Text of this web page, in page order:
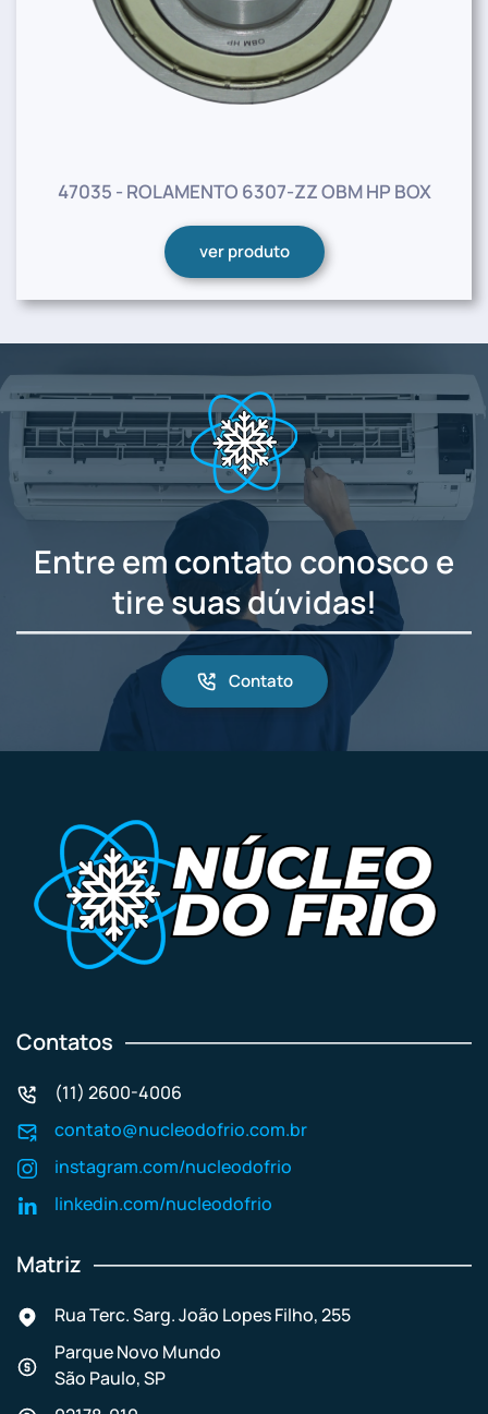
47035 - ROLAMENTO 6307-ZZ OBM HP BOX
ver produto
Entre em contato conosco e
tire suas dúvidas!
Contato
Contatos
(11) 2600-4006
contato@nucleodofrio.com.br
instagram.com/nucleodofrio
linkedin.com/nucleodofrio
Matriz
Rua Terc. Sarg. João Lopes Filho, 255
Parque Novo Mundo
São Paulo, SP